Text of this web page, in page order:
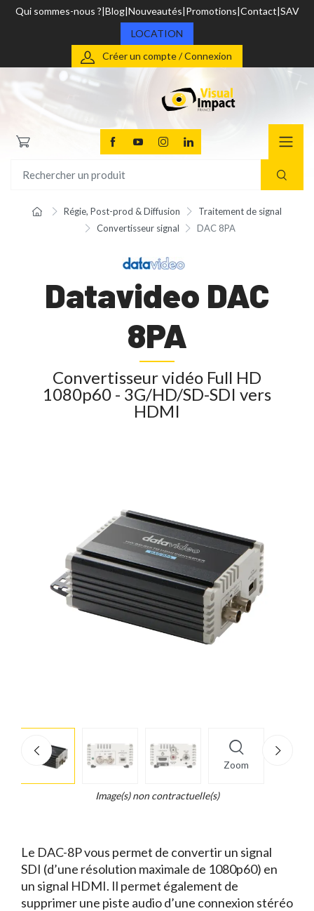
Qui sommes-nous ? Blog Nouveautés Promotions Contact SAV
LOCATION
Créer un compte / Connexion
Régie, Post-prod & Diffusion
Traitement de signal
Convertisseur signal
DAC 8PA
Datavideo DAC
8PA
Convertisseur vidéo Full HD
1080p60 - 3G/HD/SD-SDI vers
HDMI
Zoom
info
Image(s) non contractuelle(s)
Le DAC-8P vous permet de convertir un signal
SDI (d’une résolution maximale de 1080p60) en
un signal HDMI. Il permet également de
supprimer une piste audio d’une connexion stéréo